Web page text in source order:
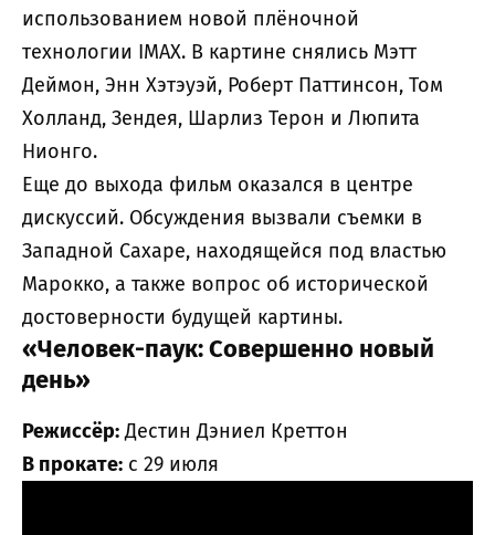
использованием новой плёночной
технологии IMAX. В картине снялись Мэтт
Деймон, Энн Хэтэуэй, Роберт Паттинсон, Том
Холланд, Зендея, Шарлиз Терон и Люпита
Нионго.
Еще до выхода фильм оказался в центре
дискуссий. Обсуждения вызвали съемки в
Западной Сахаре, находящейся под властью
Марокко, а также вопрос об исторической
достоверности будущей картины.
«Человек-паук: Совершенно новый
день»
Режиссёр:Дестин Дэниел Креттон
В прокате: с 29 июля